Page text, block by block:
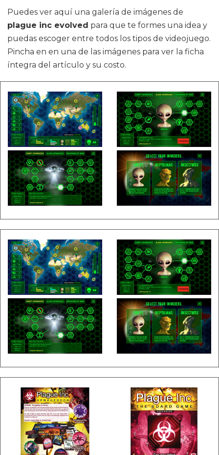
Puedes ver aquí una galería de imágenes de
plague inc evolved para que te formes una idea y
puedas escoger entre todos los tipos de videojuego.
Pincha en en una de las imágenes para ver la ficha
íntegra del artículo y su costo.